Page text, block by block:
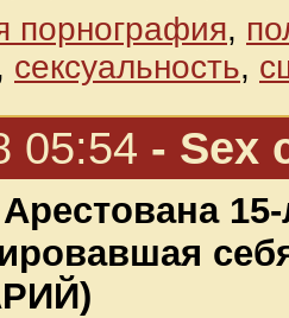
порнография,
сексуальность,
05:54 - Sex
Арестована